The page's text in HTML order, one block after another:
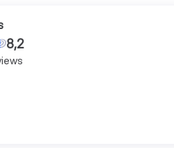
8,2